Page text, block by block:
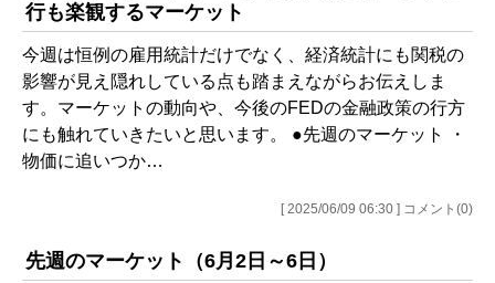
行も楽観するマーケット
今週は恒例の雇用統計だけでなく、経済統計にも関税の
影響が見え隠れしている点も踏まえながらお伝えしま
す。マーケットの動向や、今後のFEDの金融政策の行方
にも触れていきたいと思います。 ●先週のマーケット ・
物価に追いつか…
[ 2025/06/09 06:30 ] コメント(0)
先週のマーケット（6月2日～6日）